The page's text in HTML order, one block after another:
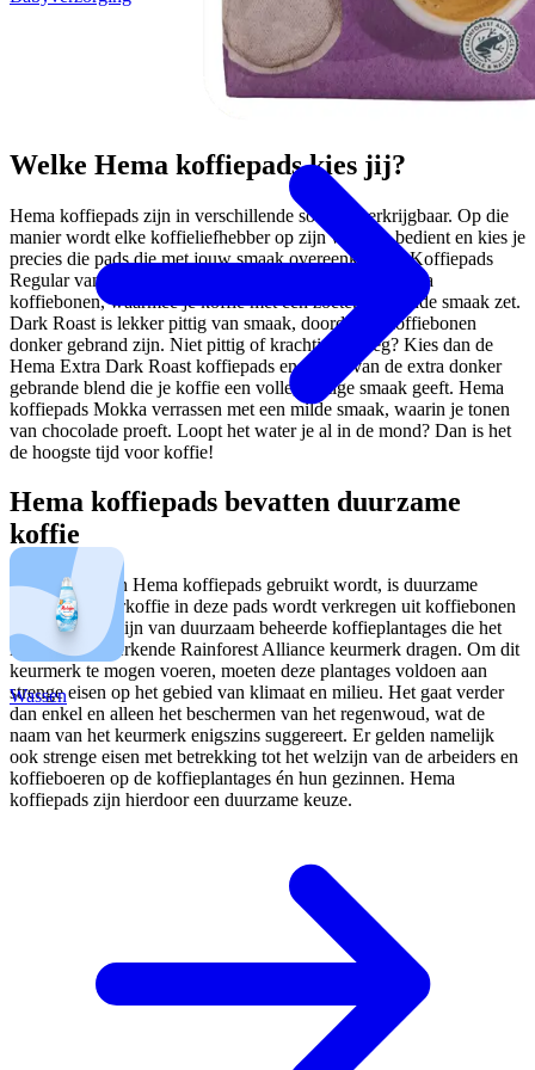
Welke Hema koffiepads kies jij?
Hema koffiepads zijn in verschillende soorten verkrijgbaar. Op die
manier wordt elke koffieliefhebber op zijn wenken bedient en kies je
precies die pads die met jouw smaak overeenkomen. Koffiepads
Regular van Hema zijn een mix van Arabica en Robusta
koffiebonen, waarmee je koffie met een zoete, afgeronde smaak zet.
Dark Roast is lekker pittig van smaak, doordat de koffiebonen
donker gebrand zijn. Niet pittig of krachtig genoeg? Kies dan de
Hema Extra Dark Roast koffiepads en geniet van de extra donker
gebrande blend die je koffie een volle, romige smaak geeft. Hema
koffiepads Mokka verrassen met een milde smaak, waarin je tonen
van chocolade proeft. Loopt het water je al in de mond? Dan is het
de hoogste tijd voor koffie!
Hema koffiepads bevatten duurzame
koffie
De koffie die in Hema koffiepads gebruikt wordt, is duurzame
koffie. De filterkoffie in deze pads wordt verkregen uit koffiebonen
die afkomstig zijn van duurzaam beheerde koffieplantages die het
internationaal erkende Rainforest Alliance keurmerk dragen. Om dit
keurmerk te mogen voeren, moeten deze plantages voldoen aan
strenge eisen op het gebied van klimaat en milieu. Het gaat verder
dan enkel en alleen het beschermen van het regenwoud, wat de
naam van het keurmerk enigszins suggereert. Er gelden namelijk
ook strenge eisen met betrekking tot het welzijn van de arbeiders en
koffieboeren op de koffieplantages én hun gezinnen. Hema
koffiepads zijn hierdoor een duurzame keuze.
Wassen